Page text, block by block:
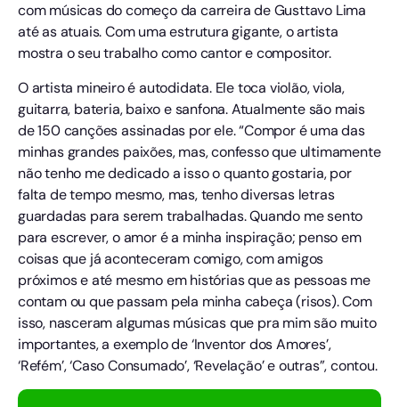
com músicas do começo da carreira de Gusttavo Lima
até as atuais. Com uma estrutura gigante, o artista
mostra o seu trabalho como cantor e compositor.
O artista mineiro é autodidata. Ele toca violão, viola,
guitarra, bateria, baixo e sanfona. Atualmente são mais
de 150 canções assinadas por ele. “Compor é uma das
minhas grandes paixões, mas, confesso que ultimamente
não tenho me dedicado a isso o quanto gostaria, por
falta de tempo mesmo, mas, tenho diversas letras
guardadas para serem trabalhadas. Quando me sento
para escrever, o amor é a minha inspiração; penso em
coisas que já aconteceram comigo, com amigos
próximos e até mesmo em histórias que as pessoas me
contam ou que passam pela minha cabeça (risos). Com
isso, nasceram algumas músicas que pra mim são muito
importantes, a exemplo de ‘Inventor dos Amores’,
‘Refém’, ‘Caso Consumado’, ‘Revelação’ e outras”, contou.